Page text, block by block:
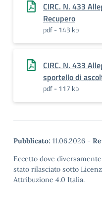
CIRC. N. 433
Recupero
pdf - 143 kb
CIRC. N. 433
sportello di
pdf - 117 kb
Pubblicato: 11.06.2026 -
Eccetto dove
stato rilasciato sotto
Attribuzione 4.0 Italia.